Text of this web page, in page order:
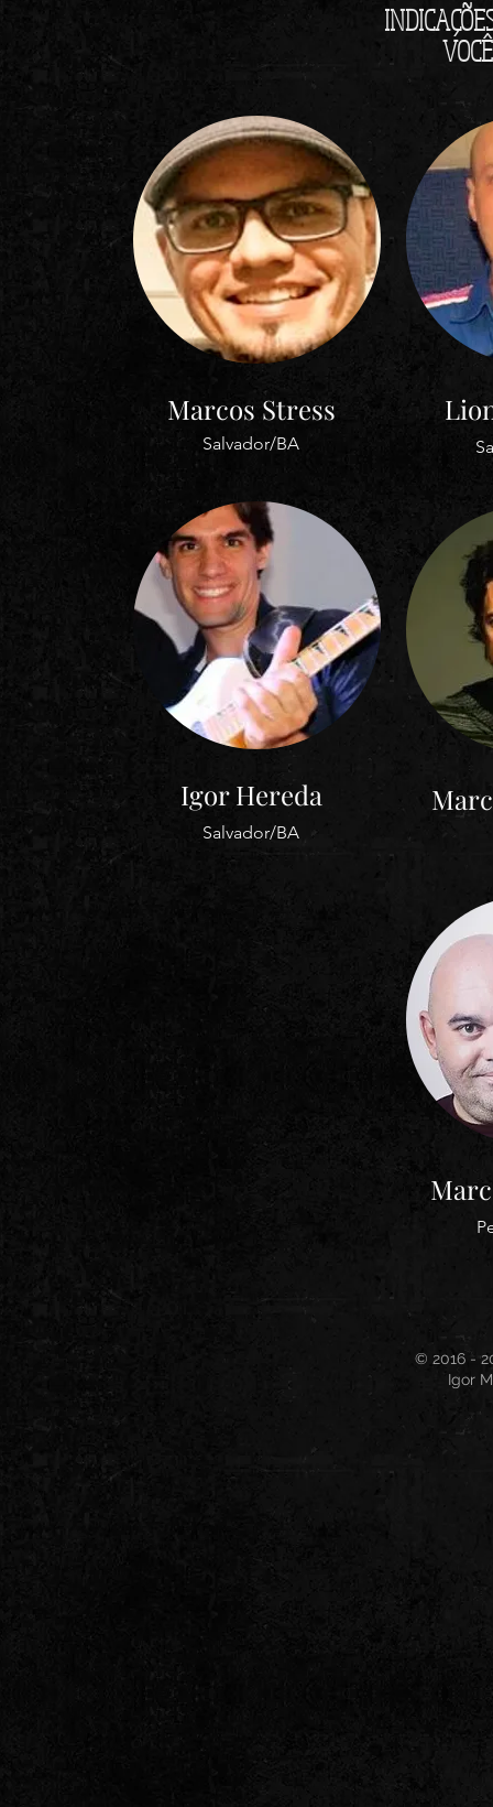
Marcos Stress
Salvador/BA
Igor Hereda
Salvador/BA
© 2016 -
Igor